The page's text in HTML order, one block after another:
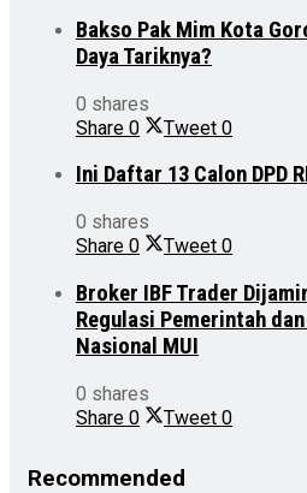
Bakso Pak Mim Kota
Daya Tariknya?
0 shares
Share 0 Tweet 0
Ini Daftar 13 Calon DPD
0 shares
Share 0 Tweet 0
Broker IBF Trader
Regulasi Pemerintah
Nasional MUI
0 shares
Share 0 Tweet 0
Recommended